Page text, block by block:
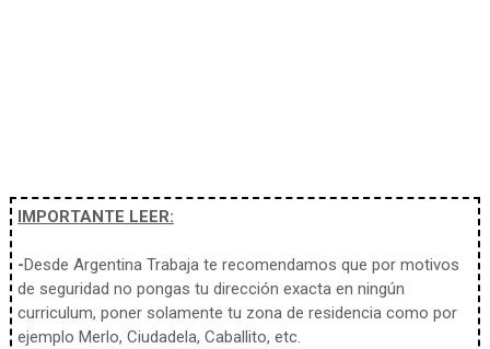
IMPORTANTE LEER:
-Desde Argentina Trabaja te recomendamos que por motivos
de seguridad no pongas tu dirección exacta en ningún
curriculum, poner solamente tu zona de residencia como por
ejemplo Merlo, Ciudadela, Caballito, etc.